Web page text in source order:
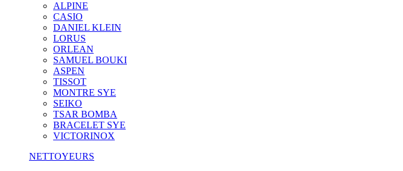
ALPINE
CASIO
DANIEL KLEIN
LORUS
ORLEAN
SAMUEL BOUKI
ASPEN
TISSOT
MONTRE SYE
SEIKO
TSAR BOMBA
BRACELET SYE
VICTORINOX
NETTOYEURS